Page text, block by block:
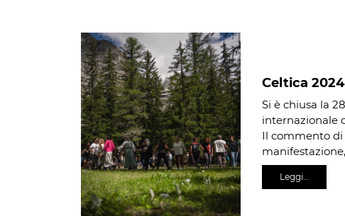
Celtica 2024
Si è chiusa la
internazionale
Il commento di
Leggi…